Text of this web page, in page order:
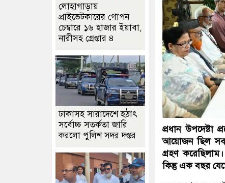
প্রধান
আয়োজন ছিল সব
গ্রহণ
কিন্তু এক বছর
লোহাগাড়ায়
প্রাইভেটকারের গোপন
চেম্বারে ১৬ হাজার ইয়াবা,
নারীসহ গ্রেপ্তার ৪
ঢাকাসহ সারাদেশে হঠাৎ
সর্বোচ্চ সতর্কতা জা‌রি
করলো পুলিশ সদর দপ্তর